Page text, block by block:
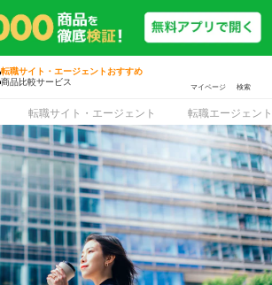
転職サイト・エージェントおすすめ
商品比較サービス
マイページ 検索
転職サイト・エージェント 転職エージェント